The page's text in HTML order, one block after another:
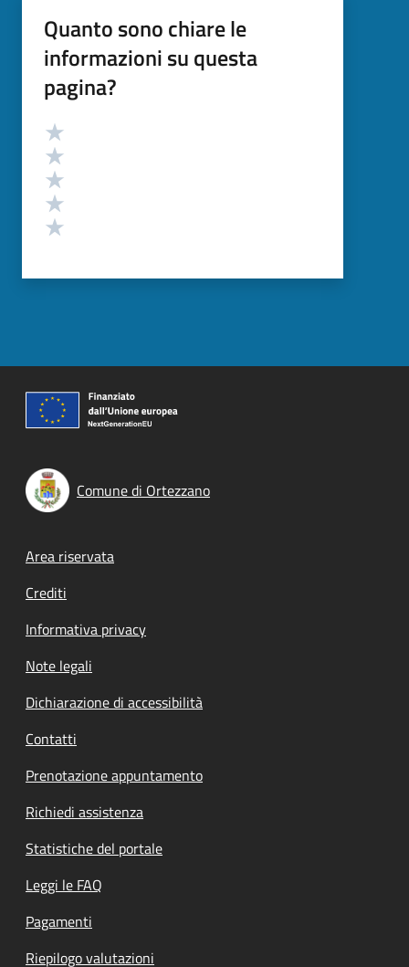
Quanto sono chiare le
informazioni su questa
pagina?
Valutazione
Comune di Ortezzano
Footer menu
Area riservata
Crediti
Informativa privacy
Note legali
Dichiarazione di accessibilità
Contatti
Prenotazione appuntamento
Richiedi assistenza
Statistiche del portale
Leggi le FAQ
Pagamenti
Riepilogo valutazioni